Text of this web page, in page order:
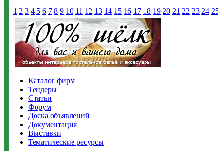
1 2 3 4 5 6 7 8 9 10 11 12 13 14 15 16 17 18 19 20 21 22 23 24
Каталог фирм
Тендеры
Статьи
Форум
Доска объявлений
Документация
Выставки
Тематические ресурсы